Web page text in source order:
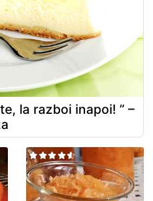
la razboi inapoi! ” –